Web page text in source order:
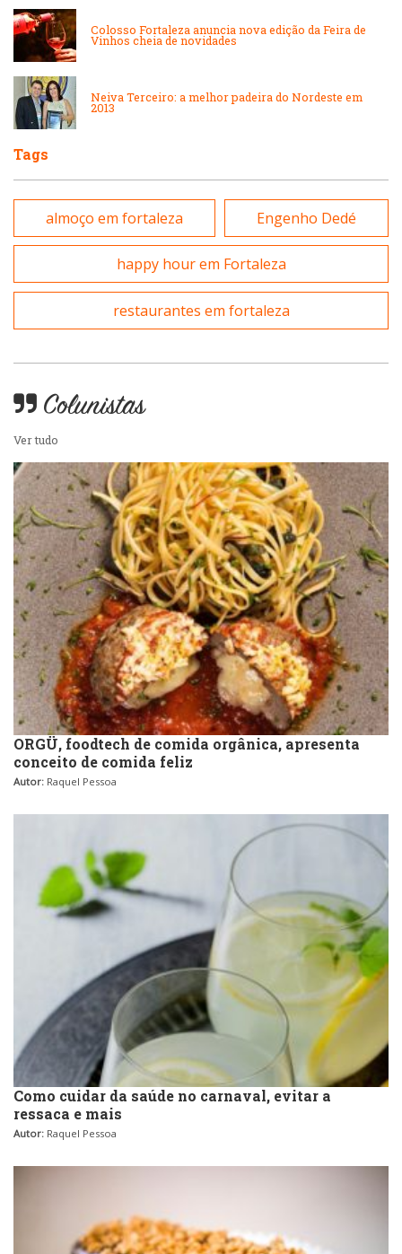
Peixes e Frutos do Mar
Portuguesa
Self-service
Sobremesas e sorvetes
Sobremesas e sorvetes
Variados
Colosso Fortaleza anuncia nova edição da Feira de
Vinhos cheia de novidades
Neiva Terceiro: a melhor padeira do Nordeste em
2013
Tags
almoço em fortaleza Engenho Dedé
happy hour em Fortaleza
restaurantes em fortaleza
Colunistas
Ver tudo
ORGÜ, foodtech de comida orgânica, apresenta
conceito de comida feliz
Autor: Raquel Pessoa
Como cuidar da saúde no carnaval, evitar a
ressaca e mais
Autor: Raquel Pessoa